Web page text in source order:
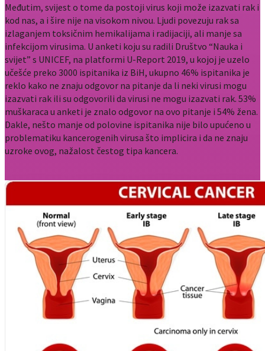
Međutim, svijest o tome da postoji virus koji može izazvati rak i
kod nas, a i šire nije na visokom nivou. Ljudi povezuju rak sa
izlaganjem toksičnim hemikalijama i radijaciji, ali manje sa
infekcijom virusima. U anketi koju su radili Društvo “Nauka i
svijet” s UNICEF, na platformi U-Report 2019, u kojoj je uzelo
učešće preko 3000 ispitanika iz BiH, ukupno 46% ispitanika je
reklo kako ne znaju odgovor na pitanje da li neki virusi mogu
izazvati rak ili su odgovorili da virusi ne mogu izazvati rak. 53%
muškaraca u anketi je znalo odgovor na ovo pitanje i 54% žena.
Dakle, nešto manje od polovine ispitanika nije bilo upućeno u
problematiku kancerogenih virusa što implicira i da ne znaju
uzroke ovog, nažalost čestog tipa kancera.